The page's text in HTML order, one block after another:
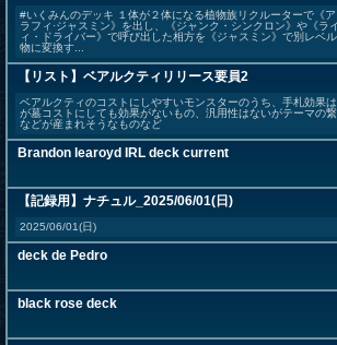
#いくみんのデッキ １体が２体になる植物族リクルーターで《ア
ラフィ·ジャスミン》を出し、《ジャンク・シンクロン》や《ラ
ィ・ドライバー》で呼び出した相方を《ジャスミン》で別レベ
物に変換す...
【リスト】ベアルクティリリース要員2
ベアルクティのコストにしやすいモンスターのうち、手札効果
が墓コストにしても効果がないもの、汎用性はないがテーマの繋
などが産まれそうなものなど
Brandon learoyd IRL deck current
【記録用】ナチュル_2025/06/01(日)
2025/06/01(日)
deck de Pedro
black rose deck